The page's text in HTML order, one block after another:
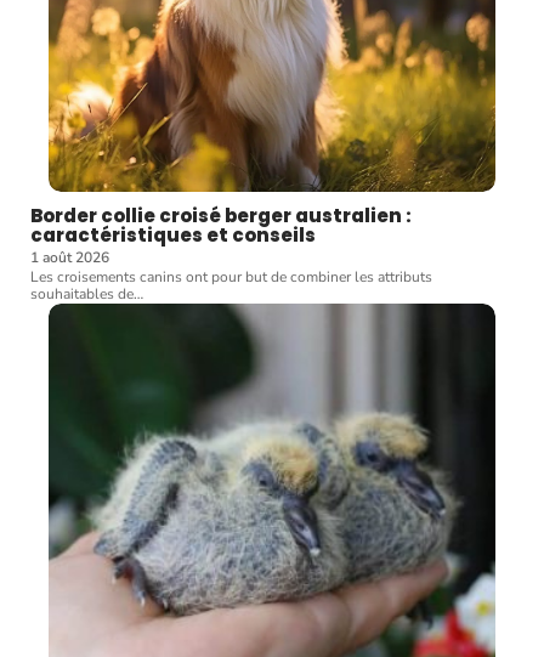
Border collie croisé berger australien :
caractéristiques et conseils
1 août 2026
Les croisements canins ont pour but de combiner les attributs
souhaitables de…